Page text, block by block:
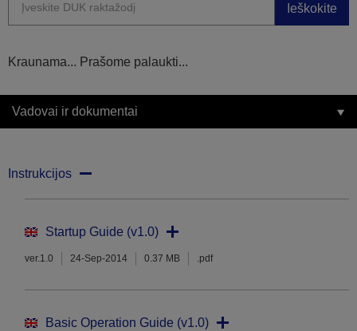
Ieškokite
Kraunama... Prašome palaukti...
Vadovai ir dokumentai
Instrukcijos
Startup Guide (v1.0)
ver.1.0 24-Sep-2014 0.37 MB .pdf
Basic Operation Guide (v1.0)